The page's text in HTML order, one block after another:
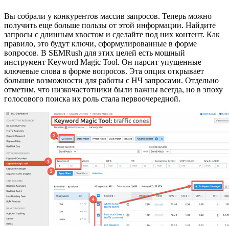
Вы собрали у конкурентов массив запросов. Теперь можно
получить еще больше пользы от этой информации. Найдите
запросы с длинным хвостом и сделайте под них контент. Как
правило, это будут ключи, сформулированные в форме
вопросов. В SEMRush для этих целей есть мощный
инструмент Keyword Magic Tool. Он парсит упущенные
ключевые слова в форме вопросов. Эта опция открывает
большие возможности для работы с НЧ запросами. Отдельно
отметим, что низкочастотники были важны всегда, но в эпоху
голосового поиска их роль стала первоочередной.